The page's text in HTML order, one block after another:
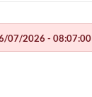
07/2026 - 08:07:00